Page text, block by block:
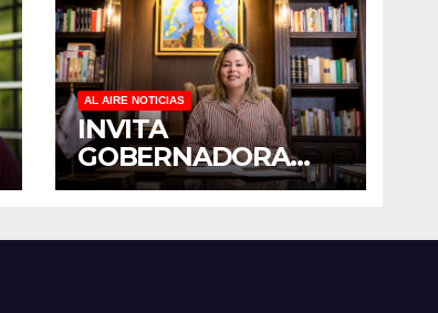
AL AIRE NOTICIAS
INVITA
GOBERNADORA
YERALDINE A
JORNADA